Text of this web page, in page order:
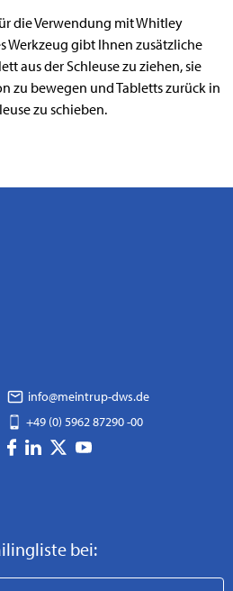
die Verwendung mit Whitley
Werkzeug gibt Ihnen zusätzliche
aus der Schleuse zu ziehen, sie
zu bewegen und Tabletts zurück in
zu schieben.
info@meintrup-dws.de
+49 (0) 5962 87290 -00
bei: